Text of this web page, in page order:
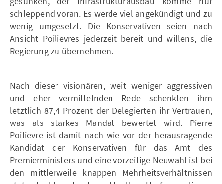
schleppend voran. Es werde viel angekündigt und zu
wenig umgesetzt. Die Konservativen seien nach
Ansicht Poilievres jederzeit bereit und willens, die
Regierung zu übernehmen.
Nach dieser visionären, weit weniger aggressiven
und eher vermittelnden Rede schenkten ihm
letztlich 87,4 Prozent der Delegierten ihr Vertrauen,
was als starkes Mandat bewertet wird. Pierre
Poilievre ist damit nach wie vor der herausragende
Kandidat der Konservativen für das Amt des
Premierministers und eine vorzeitige Neuwahl ist bei
den mittlerweile knappen Mehrheitsverhältnissen